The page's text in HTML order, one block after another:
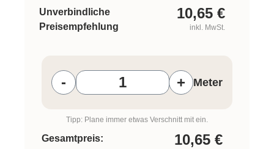
Unverbindliche
Preisempfehlung
10,65 €
inkl. MwSt.
- + Meter
Tipp: Plane immer etwas Verschnitt mit ein.
Gesamtpreis: 10,65 €